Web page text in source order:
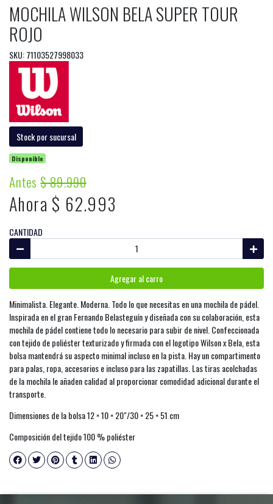
MOCHILA WILSON BELA SUPER TOUR
ROJO
SKU: 71103527998033
Stock por sucursal
Disponible
Antes$ 89.990
Ahora $ 62.993
CANTIDAD
Agregar al carro
Minimalista. Elegante. Moderna. Todo lo que necesitas en una mochila de pádel.
Inspirada en el gran Fernando Belasteguín y diseñada con su colaboración, esta
mochila de pádel contiene todo lo necesario para subir de nivel. Confeccionada
con tejido de poliéster texturizado y firmada con el logotipo Wilson x Bela, esta
bolsa mantendrá su aspecto minimal incluso en la pista. Hay un compartimento
para palas, ropa, accesorios e incluso para las zapatillas. Las tiras acolchadas
de la mochila le añaden calidad al proporcionar comodidad adicional durante el
transporte.
Dimensiones de la bolsa 12 × 10 × 20"/30 × 25 × 51 cm
Composición del tejido 100 % poliéster